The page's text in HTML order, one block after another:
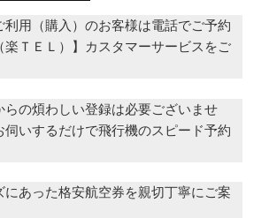
用（購入）のお客様は電話でご予約
楽ＴＥＬ）】カスタマーサービスをご
の煩わしい登録は必要ございませ
伺いするだけで飛行機のスピード予約
あった格安航空券を親切丁寧にご案